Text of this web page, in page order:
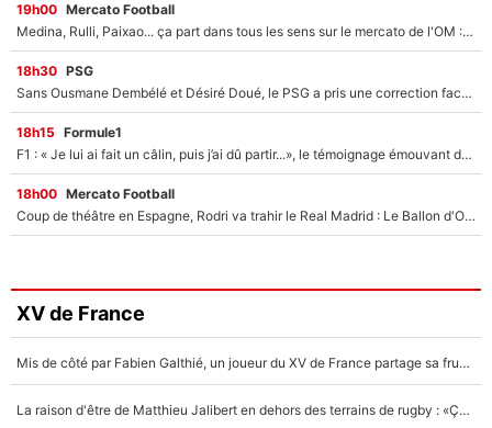
19h00 Mercato Football
Medina, Rulli, Paixao... ça part dans tous les sens sur le mercato de l'OM : Frank McCourt va enfin récupérer l'argent qu'il attend ?
18h30 PSG
Sans Ousmane Dembélé et Désiré Doué, le PSG a pris une correction face à Majorque : Luis Enrique attend avec impatience des renforts !
18h15 Formule1
F1 : « Je lui ai fait un câlin, puis j’ai dû partir...», le témoignage émouvant de Max Verstappen sur sa fille
18h00 Mercato Football
Coup de théâtre en Espagne, Rodri va trahir le Real Madrid : Le Ballon d'Or a choisi de signer au FC Barcelone !
XV de France
Mis de côté par Fabien Galthié, un joueur du XV de France partage sa frustration : «ils ne me l’ont pas dit tout de suite»
La raison d'être de Matthieu Jalibert en dehors des terrains de rugby : «Ça m'atteint autant que si tu touches à un membre de ma famille»